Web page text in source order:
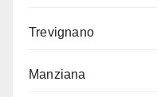
Trevignano
Manziana